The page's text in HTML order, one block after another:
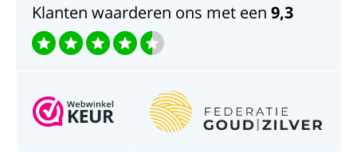
Klanten waarderen ons met een 9,3